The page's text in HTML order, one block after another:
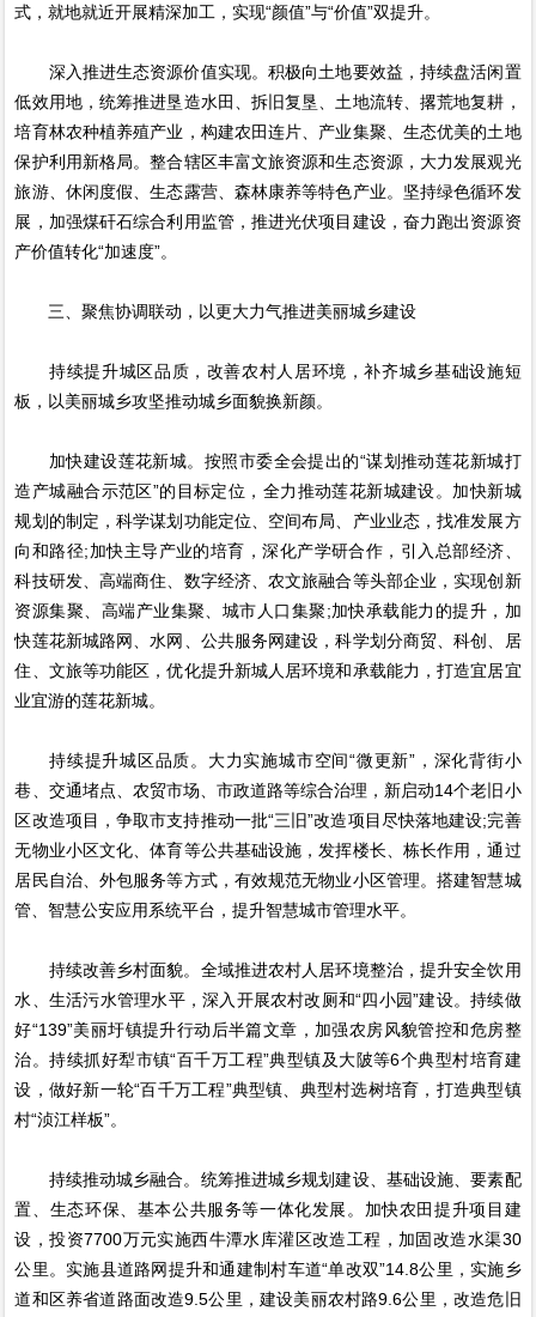
式，就地就近开展精深加工，实现“颜值”与“价值”双提升。
深入推进生态资源价值实现。积极向土地要效益，持续盘活闲置
低效用地，统筹推进垦造水田、拆旧复垦、土地流转、撂荒地复耕，
培育林农种植养殖产业，构建农田连片、产业集聚、生态优美的土地
保护利用新格局。整合辖区丰富文旅资源和生态资源，大力发展观光
旅游、休闲度假、生态露营、森林康养等特色产业。坚持绿色循环发
展，加强煤矸石综合利用监管，推进光伏项目建设，奋力跑出资源资
产价值转化“加速度”。
三、聚焦协调联动，以更大力气推进美丽城乡建设
持续提升城区品质，改善农村人居环境，补齐城乡基础设施短
板，以美丽城乡攻坚推动城乡面貌换新颜。
加快建设莲花新城。按照市委全会提出的“谋划推动莲花新城打
造产城融合示范区”的目标定位，全力推动莲花新城建设。加快新城
规划的制定，科学谋划功能定位、空间布局、产业业态，找准发展方
向和路径;加快主导产业的培育，深化产学研合作，引入总部经济、
科技研发、高端商住、数字经济、农文旅融合等头部企业，实现创新
资源集聚、高端产业集聚、城市人口集聚;加快承载能力的提升，加
快莲花新城路网、水网、公共服务网建设，科学划分商贸、科创、居
住、文旅等功能区，优化提升新城人居环境和承载能力，打造宜居宜
业宜游的莲花新城。
持续提升城区品质。大力实施城市空间“微更新”，深化背街小
巷、交通堵点、农贸市场、市政道路等综合治理，新启动14个老旧小
区改造项目，争取市支持推动一批“三旧”改造项目尽快落地建设;完善
无物业小区文化、体育等公共基础设施，发挥楼长、栋长作用，通过
居民自治、外包服务等方式，有效规范无物业小区管理。搭建智慧城
管、智慧公安应用系统平台，提升智慧城市管理水平。
持续改善乡村面貌。全域推进农村人居环境整治，提升安全饮用
水、生活污水管理水平，深入开展农村改厕和“四小园”建设。持续做
好“139”美丽圩镇提升行动后半篇文章，加强农房风貌管控和危房整
治。持续抓好犁市镇“百千万工程”典型镇及大陂等6个典型村培育建
设，做好新一轮“百千万工程”典型镇、典型村选树培育，打造典型镇
村“浈江样板”。
持续推动城乡融合。统筹推进城乡规划建设、基础设施、要素配
置、生态环保、基本公共服务等一体化发展。加快农田提升项目建
设，投资7700万元实施西牛潭水库灌区改造工程，加固改造水渠30
公里。实施县道路网提升和通建制村车道“单改双”14.8公里，实施乡
道和区养省道路面改造9.5公里，建设美丽农村路9.6公里，改造危旧